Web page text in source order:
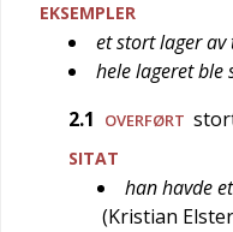
EKSEMPLER
et stort lager av
hele lageret ble
2.1
OVERFØRT
SITAT
han havde
(Kristian Elster